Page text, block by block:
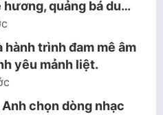
hương, quảng bá du…
hành trình đam mê âm
yêu mảnh liệt.
chọn dòng nhạc